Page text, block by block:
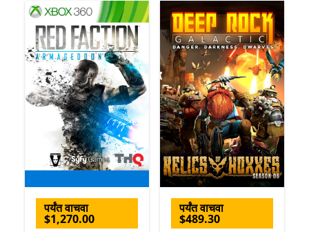
पर्यंत वाचवा
$1,270.00
पर्यंत वाचवा
$489.30